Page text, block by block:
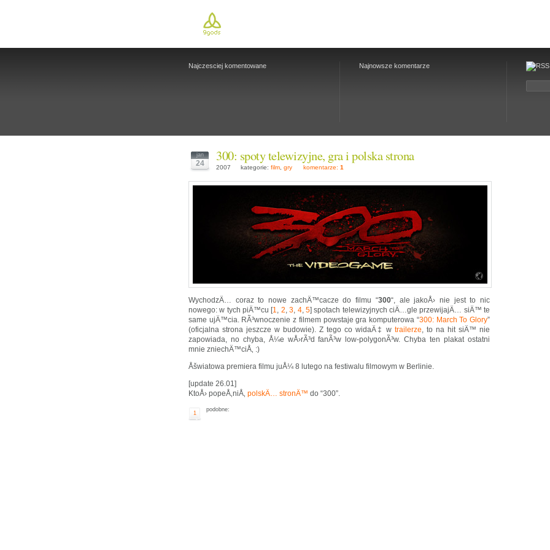
Najczesciej komentowane Najnowsze komentarze
jan
24 300: spoty telewizyjne, gra i polska strona
2007 kategorie: film gry komentarze: 1
WychodzÄ… coraz to nowe zachÄ™cacze do filmu “300“, ale jakoÅ› nie jest to nic
nowego: w tych piÄ™cu [1, 2,3, 4, 5] spotach telewizyjnych ciÄ…gle przewijajÄ… siÄ™ te
same ujÄ™cia. RÃ³wnoczenie z filmem powstaje gra komputerowa “300: March To Glory”
(oficjalna strona jeszcze w budowie). Z tego co widaÄ‡ w trailerze, to na hit siÄ™ nie
zapowiada, no chyba, Å¼e wÅ›rÃ³d fanÃ³w low-polygonÃ³w. Chyba ten plakat ostatni
mnie zniechÄ™ciÅ‚ :)
Åšwiatowa premiera filmu juÅ¼ 8 lutego na festiwalu filmowym w Berlinie.
[update 26.01]
KtoÅ› popeÅ‚niÅ‚ polskÄ… stronÄ™ do “300”.
1
podobne: